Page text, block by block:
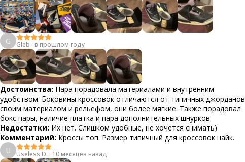
G Gleb · в прошлом году
Достоинства: Пара порадовала материалами и внутренним
удобством. Боковины кроссовок отличаются от типичных джорданов
своим материалом и рельефом, они более мягкие. Также порадовал
бокс пары, наличие платка и пара дополнительных шнурков.
Недостатки: Их нет. Слишком удобные, не хочется снимать)
Комментарий: Кроссы топ. Размер типичный для кроссовок найк.
U
Useless D. · 10 месяцев назад